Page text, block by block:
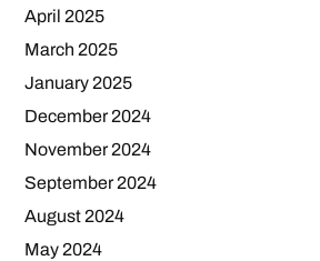
April 2025
March 2025
January 2025
December 2024
November 2024
September 2024
August 2024
May 2024